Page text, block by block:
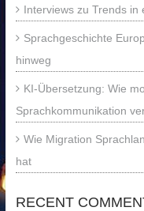
Interviews zu Trends in
Sprachgeschichte
hinweg
KI-Übersetzung: Wie
Sprachkommunikation
Wie Migration
hat
RECENT